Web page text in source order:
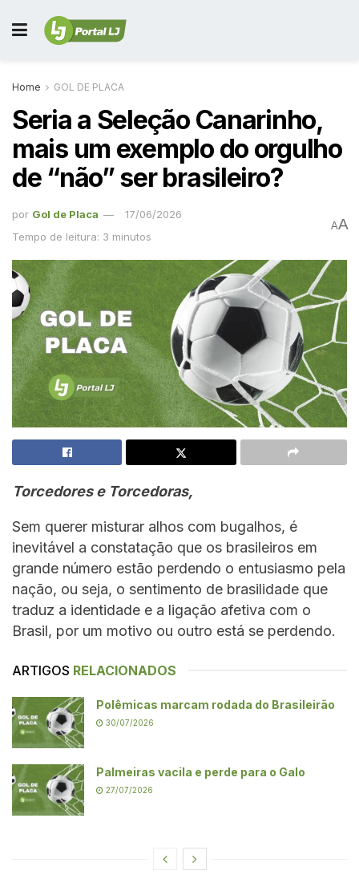
Home GOL DE PLACA
Seria a Seleção Canarinho,
mais um exemplo do orgulho
de “não” ser brasileiro?
por Gol de Placa
17/06/2026
Tempo de leitura: 3 minutos
AA
Torcedores e Torcedoras,
Sem querer misturar alhos com bugalhos, é
inevitável a constatação que os brasileiros em
grande número estão perdendo o entusiasmo pela
nação, ou seja, o sentimento de brasilidade que
traduz a identidade e a ligação afetiva com o
Brasil, por um motivo ou outro está se perdendo.
ARTIGOS RELACIONADOS
Polêmicas marcam rodada do Brasileirão
30/07/2026
Palmeiras vacila e perde para o Galo
27/07/2026